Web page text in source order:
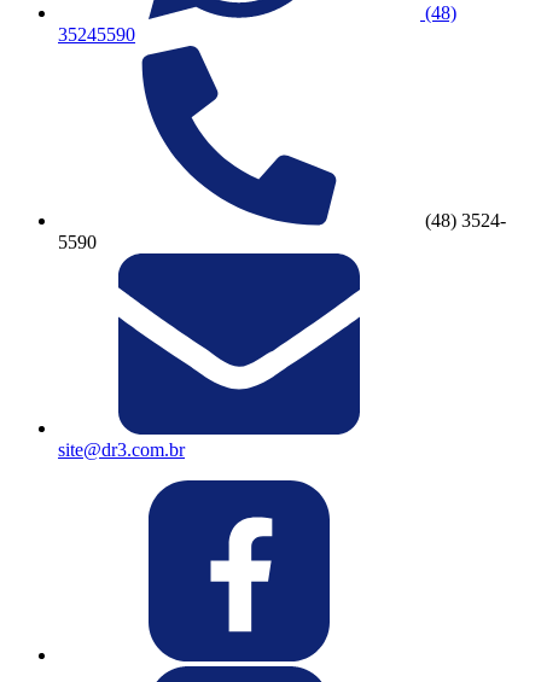
(48)
35245590
(48) 3524-
5590
site@dr3.com.br